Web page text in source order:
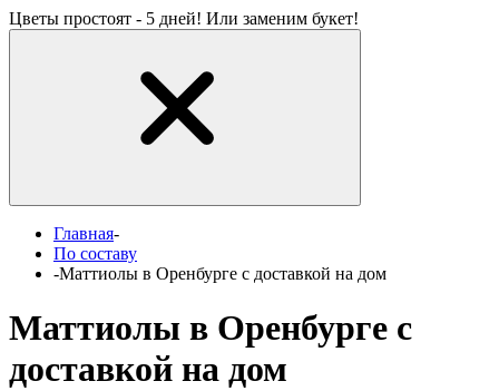
Цветы простоят - 5 дней! Или заменим букет!
Главная-
По составу
-Маттиолы в Оренбурге с доставкой на дом
Маттиолы в Оренбурге с
доставкой на дом